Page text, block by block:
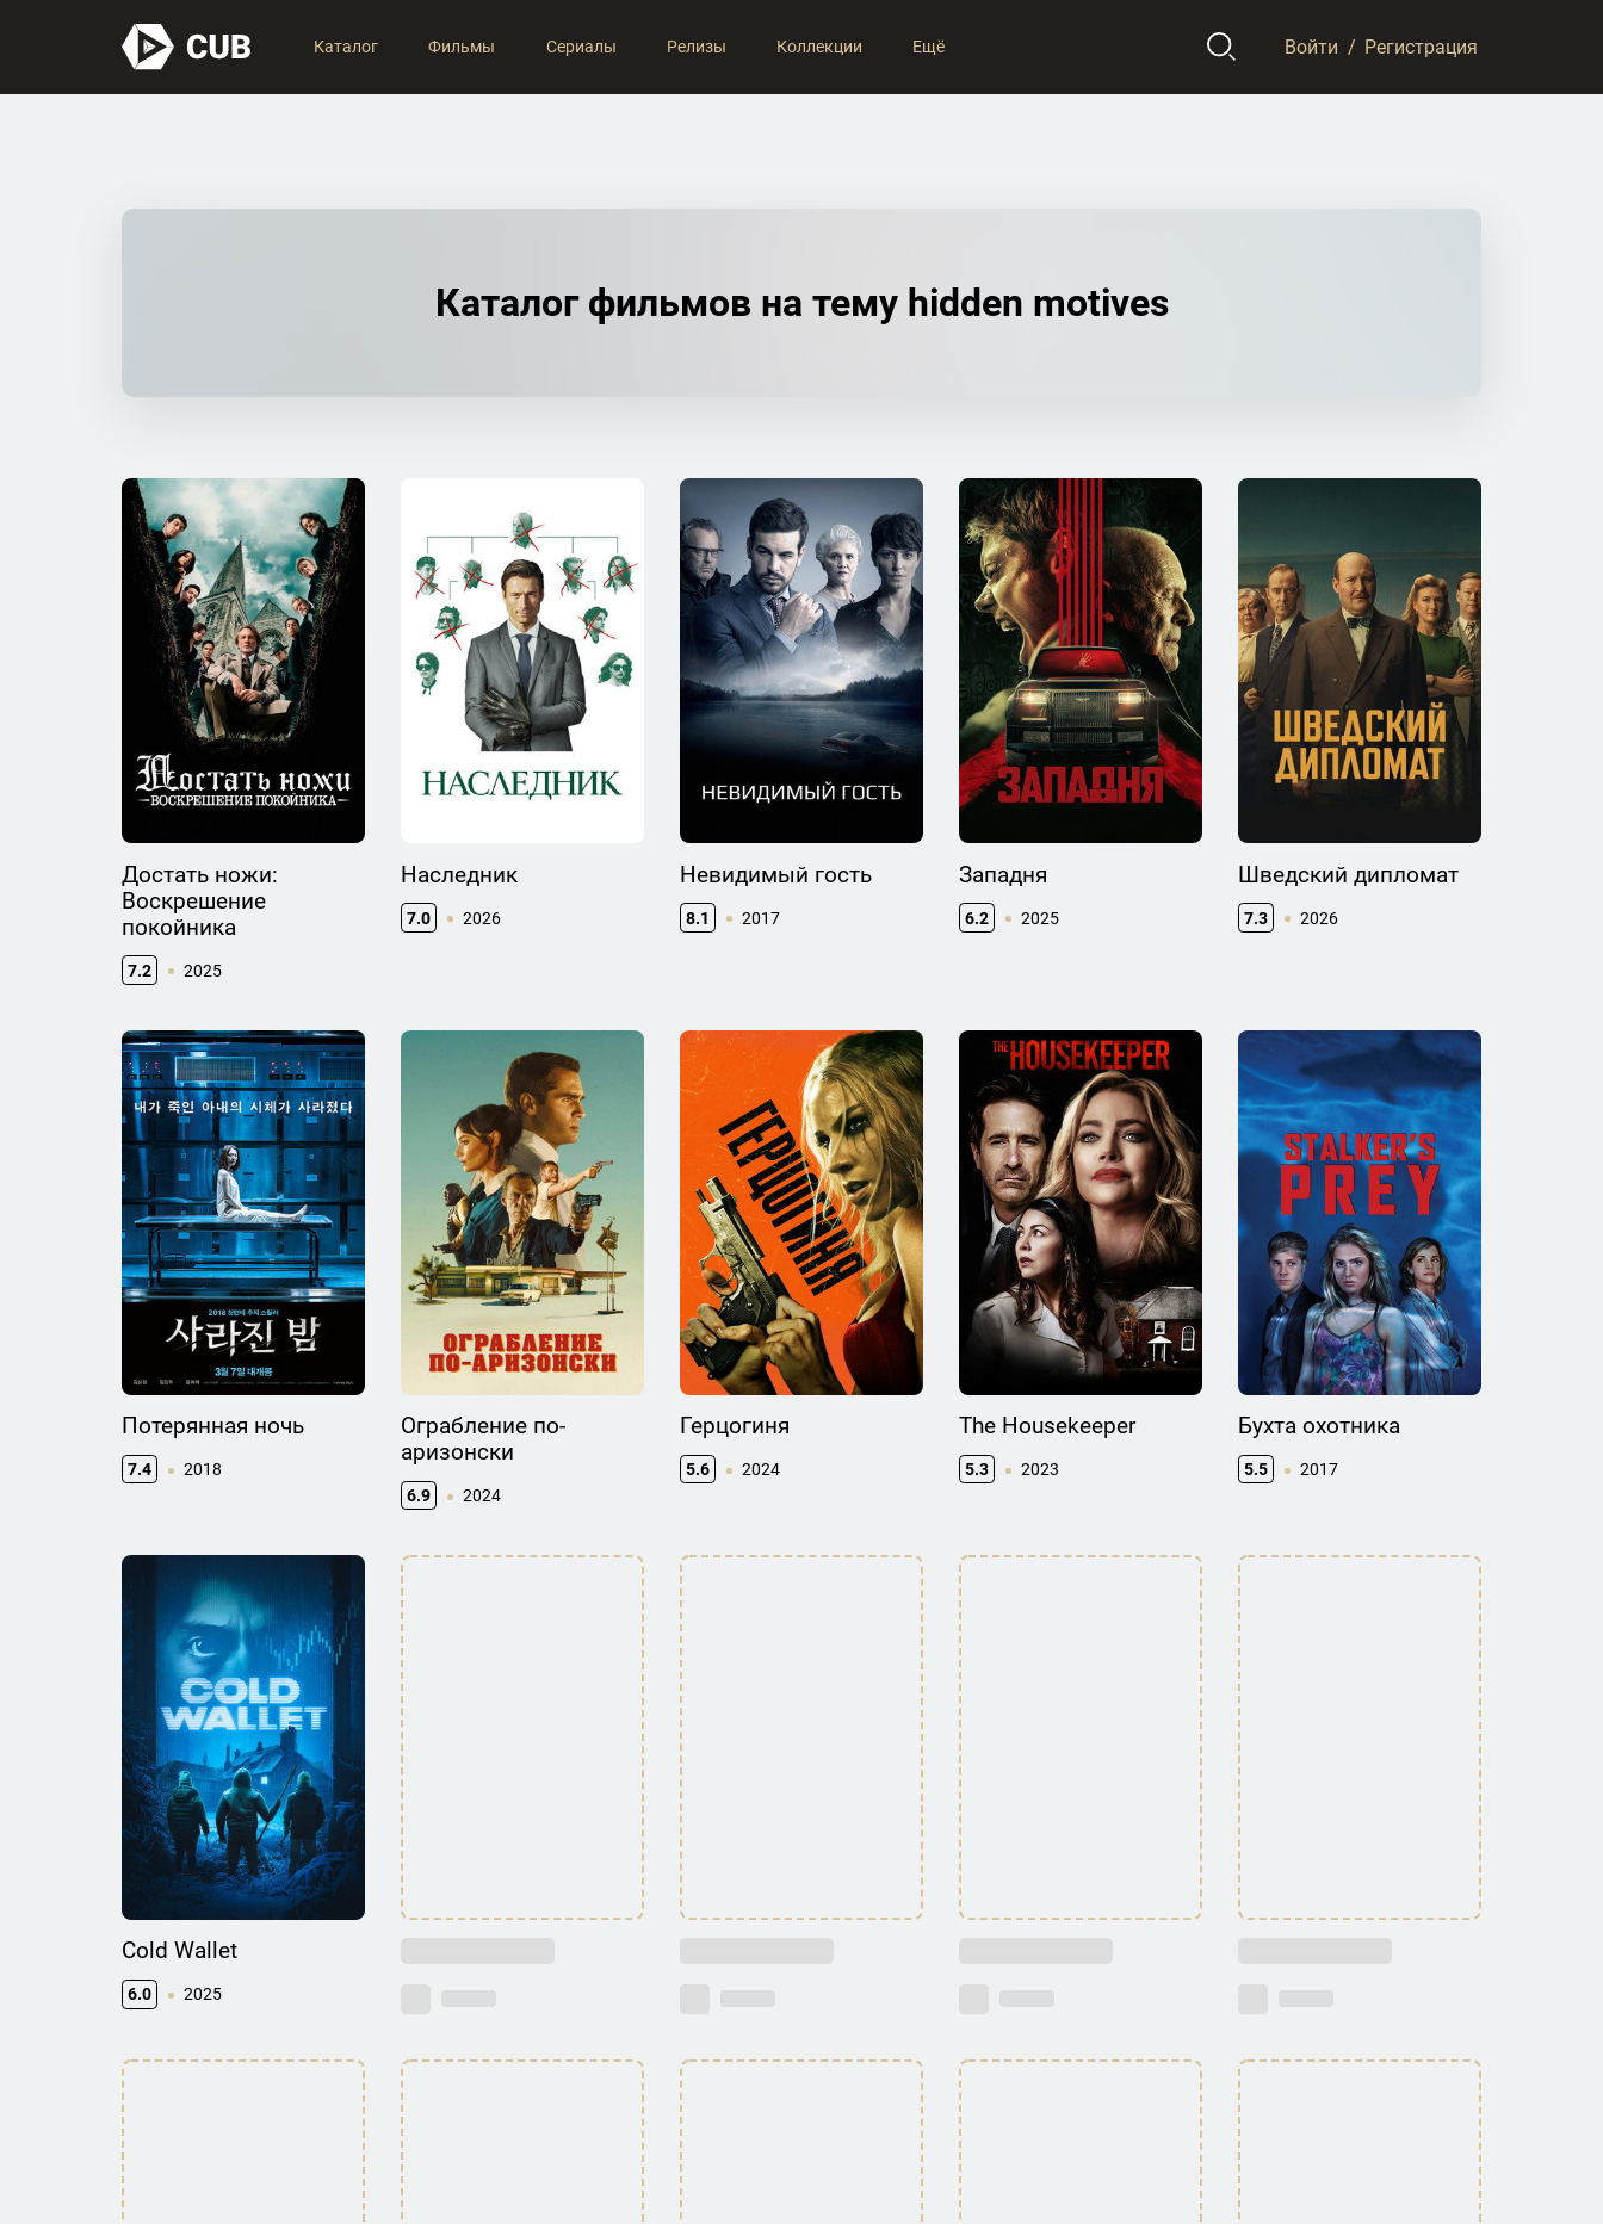
Каталог Фильмы Сериалы Релизы Коллекции Ещё Войти / Регистрация
Каталог фильмов на тему hidden motives
Достать ножи:
Воскрешение
покойника
7.2 2025
Наследник
7.0 2026
Невидимый гость
8.1 2017
Западня
6.2 2025
Шведский дипломат
7.3 2026
Потерянная ночь
7.4 2018
Ограбление по-
аризонски
6.9 2024
Герцогиня
5.6 2024
The Housekeeper
5.3 2023
Бухта охотника
5.5 2017
Cold Wallet
6.0 2025